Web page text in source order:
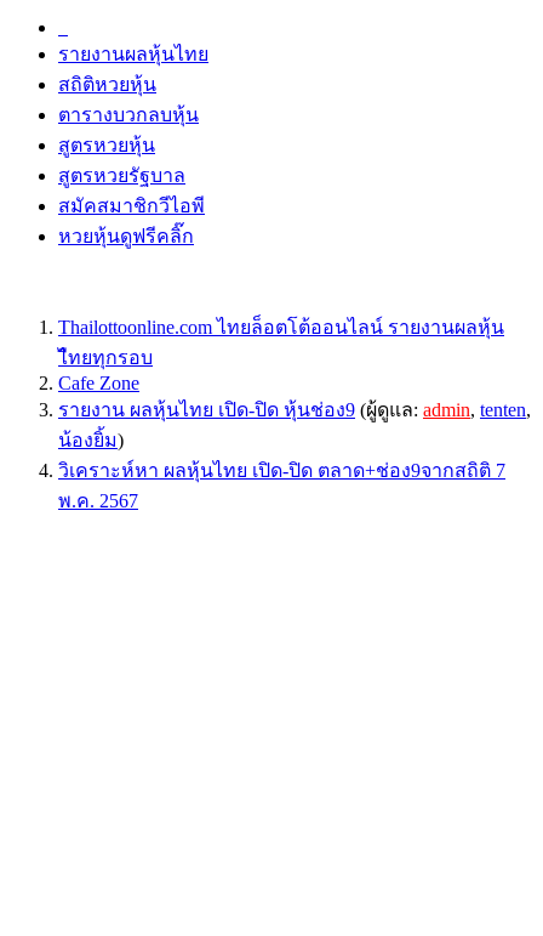
รายงานผลหุ้นไทย
สถิติหวยหุ้น
ตารางบวกลบหุ้น
สูตรหวยหุ้น
สูตรหวยรัฐบาล
สมัคสมาชิกวีไอพี
หวยหุ้นดูฟรีคลิ๊ก
Thailottoonline.com ไทยล็อตโต้ออนไลน์ รายงานผลหุ้น
ไืทยทุกรอบ
Cafe Zone
รายงาน ผลหุ้นไทย เปิด-ปิด หุ้นช่อง9 (ผู้ดูแล: admin, tenten,
น้องยิ้ม)
วิเคราะห์หา ผลหุ้นไทย เปิด-ปิด ตลาด+ช่อง9จากสถิติ 7
พ.ค. 2567